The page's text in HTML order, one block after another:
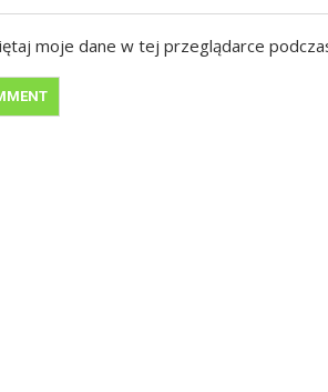
moje dane w tej przeglądarce